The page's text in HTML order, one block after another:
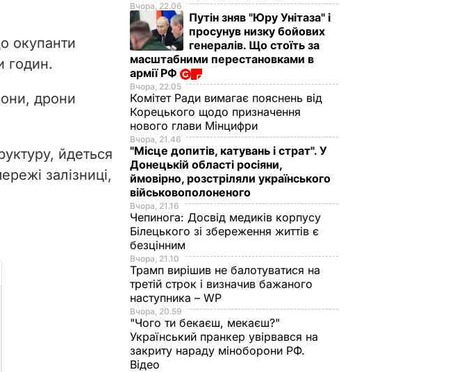
окупанти
годин.
дрони
йдеться
залізниці,
Вчора, 22.06
Путін зняв "Юру Унітаза" і
просунув низку бойових
генералів. Що стоїть за
масштабними перестановками в
армії РФ
Вчора, 22.05
Комітет Ради вимагає пояснень від
Корецького щодо призначення
нового глави Мінцифри
Вчора, 21.46
"Місце допитів, катувань і страт". У
Донецькій області росіяни,
ймовірно, розстріляли українського
військовополоненого
Вчора, 21.16
Чепинога: Досвід медиків корпусу
Білецького зі збереження життів є
безцінним
Вчора, 21.10
Трамп вирішив не балотуватися на
третій строк і визначив бажаного
наступника – WP
Вчора, 20.59
"Чого ти бекаєш, мекаєш?"
Український пранкер увірвався на
закриту нараду міноборони РФ.
Відео